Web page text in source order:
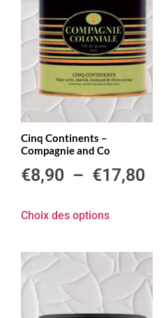
Cinq Continents –
Compagnie and Co
€8,90 – €17,80
Choix des options